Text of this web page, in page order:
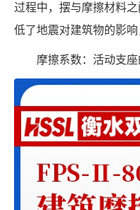
过程中，摆与摩擦材料
低了地震对建筑物的影响
摩擦系数：活动支